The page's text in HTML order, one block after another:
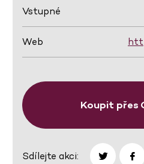
Vstupné
Web
Koupit přes
Sdílejte akci: